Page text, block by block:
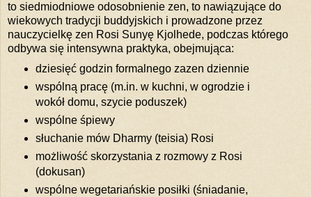
to siedmiodniowe odosobnienie zen, to nawiązujące do
wiekowych tradycji buddyjskich i prowadzone przez
nauczycielkę zen Rosi Sunyę Kjolhede, podczas którego
odbywa się intensywna praktyka, obejmująca:
dziesięć godzin formalnego zazen dziennie
wspólną pracę (m.in. w kuchni, w ogrodzie i
wokół domu, szycie poduszek)
wspólne śpiewy
słuchanie mów Dharmy (teisia) Rosi
możliwość skorzystania z rozmowy z Rosi
(dokusan)
wspólne wegetariańskie posiłki (śniadanie,